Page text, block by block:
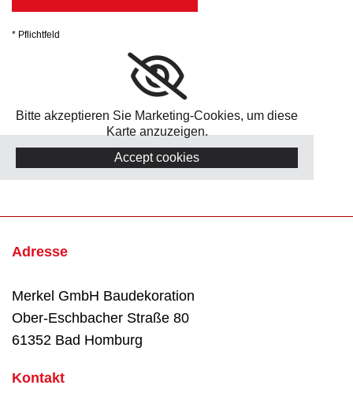
* Pflichtfeld
Bitte akzeptieren Sie Marketing-Cookies, um diese
Karte anzuzeigen.
Accept cookies
Adresse
Merkel GmbH Baudekoration
Ober-Eschbacher Straße 80
61352 Bad Homburg
Kontakt